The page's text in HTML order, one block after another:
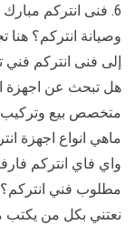
6. فنى انتركم
وصيانة انتركم؟
إلى فنى انتركم فني
هل تبحث عن اجهزة
متخصص بيع وتركيب
ماهي انواع اجهزة
واي فاي انتركم
مطلوب فني
نعتني بكل من يكتب